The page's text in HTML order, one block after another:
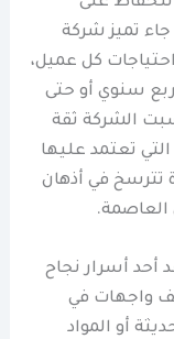
جاء تميز شركة
كل عميل،
سنوي أو حتى
الشركة ثقة
تعتمد عليها
تترسخ في أذهان
العاصمة.
أحد أسرار نجاح
واجهات في
أو المواد